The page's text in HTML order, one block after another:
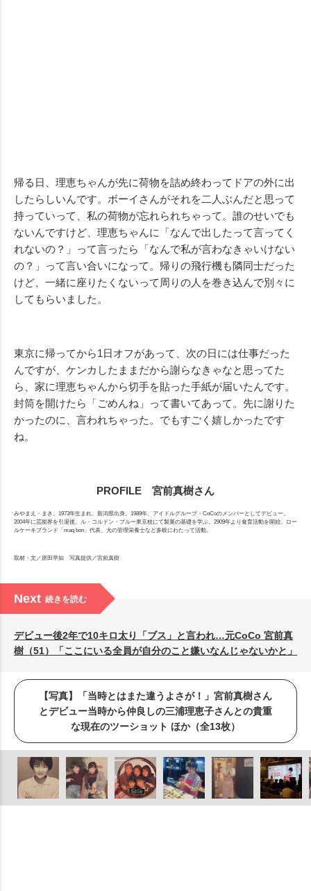
帰る日、理恵ちゃんが先に荷物を詰め終わってドアの外に出
したらしいんです。ボーイさんがそれを二人ぶんだと思って
持っていって、私の荷物が忘れられちゃって。誰のせいでも
ないんですけど、理恵ちゃんに「なんで出したって言ってく
れないの？」って言ったら「なんで私が言わなきゃいけない
の？」って言い合いになって。帰りの飛行機も隣同士だった
けど、一緒に座りたくないって周りの人を巻き込んで別々に
してもらいました。
東京に帰ってから1日オフがあって、次の日には仕事だった
んですが、ケンカしたままだから謝らなきゃなと思ってた
ら、家に理恵ちゃんから切手を貼った手紙が届いたんです。
封筒を開けたら「ごめんね」って書いてあって。先に謝りた
かったのに、言われちゃった。でもすごく嬉しかったです
ね。
PROFILE 宮前真樹さん
みやまえ・まき。1973年生まれ、新潟県出身。1989年、アイドルグループ・CoCoのメンバーとしてデビュー。
2004年に芸能界を引退後、ル・コルドン・ブルー東京校にて製菓の基礎を学ぶ。2909年より食育活動を開始。ロー
ルケーキブランド「maq bon」代表、犬の管理栄養士など多岐にわたって活動。
取材・文／原田早知 写真提供／宮前真樹
Next 続きを読む
デビュー後2年で10キロ太り「ブス」と言われ…元CoCo 宮前真
樹（51）「ここにいる全員が自分のこと嫌いなんじゃないかと」
【写真】「当時とはまた違うよさが！」宮前真樹さん
とデビュー当時から仲良しの三浦理恵子さんとの貴重
な現在のツーショット ほか（全13枚）